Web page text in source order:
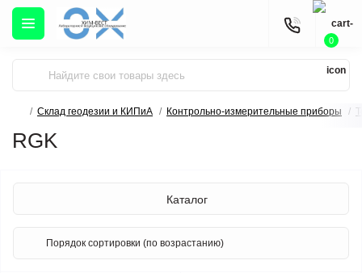
0
Склад геодезии и КИПиА Контрольно-измерительные приборы
RGK
Каталог